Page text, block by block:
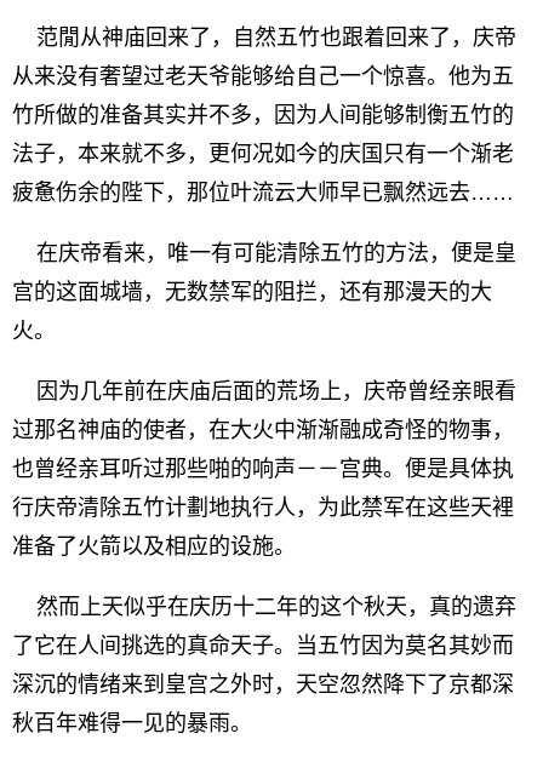
范閒从神庙回来了，自然五竹也跟着回来了，庆帝
从来没有奢望过老天爷能够给自己一个惊喜。他为五
竹所做的准备其实并不多，因为人间能够制衡五竹的
法子，本来就不多，更何况如今的庆国只有一个渐老
疲惫伤余的陛下，那位叶流云大师早已飘然远去……
在庆帝看来，唯一有可能清除五竹的方法，便是皇
宫的这面城墙，无数禁军的阻拦，还有那漫天的大
火。
因为几年前在庆庙后面的荒场上，庆帝曾经亲眼看
过那名神庙的使者，在大火中渐渐融成奇怪的物事，
也曾经亲耳听过那些啪的响声－－宫典。便是具体执
行庆帝清除五竹计劃地执行人，为此禁军在这些天裡
准备了火箭以及相应的设施。
然而上天似乎在庆历十二年的这个秋天，真的遗弃
了它在人间挑选的真命天子。当五竹因为莫名其妙而
深沉的情绪来到皇宫之外时，天空忽然降下了京都深
秋百年难得一见的暴雨。